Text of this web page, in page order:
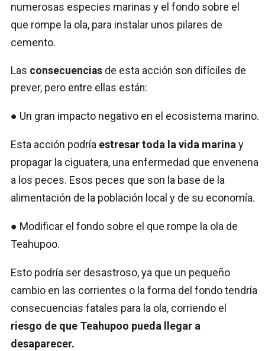
numerosas especies marinas y el fondo sobre el
que rompe la ola, para instalar unos pilares de
cemento.
Las consecuencias de esta acción son difíciles de
prever, pero entre ellas están:
● Un gran impacto negativo en el ecosistema marino.
Esta acción podría estresar toda la vida marinay
propagar la ciguatera, una enfermedad que envenena
a los peces. Esos peces que son la base de la
alimentación de la población local y de su economía.
● Modificar el fondo sobre el que rompe la ola de
Teahupoo.
Esto podría ser desastroso, ya que un pequeño
cambio en las corrientes o la forma del fondo tendría
consecuencias fatales para la ola, corriendo el
riesgo de que Teahupoo pueda llegar a
desaparecer.